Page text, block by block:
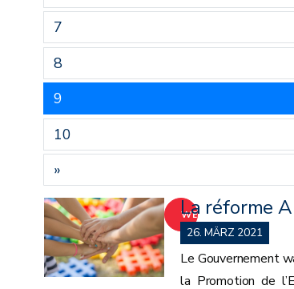
7
8
9
10
»
WEITER
La réforme
26. MÄRZ 2021
Le Gouvernement
la Promotion de